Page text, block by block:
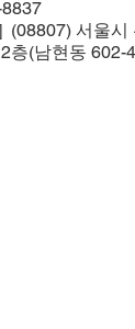
(08807) 서울시
층(남현동 602-